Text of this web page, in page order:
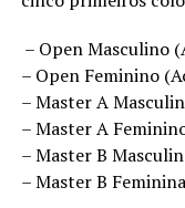
– Open Masculino
– Open Feminino
– Master A
– Master A
– Master B
– Master B